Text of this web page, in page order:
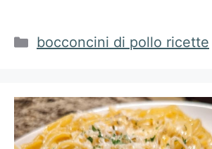
Categorie
bocconcini di pollo ricette